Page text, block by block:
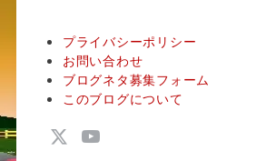
プライバシーポリシー
お問い合わせ
ブログネタ募集フォーム
このブログについて